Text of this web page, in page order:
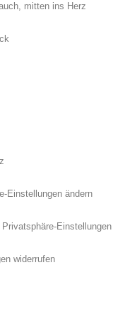
mitten ins Herz
Einstellungen ändern
Privatsphäre-Einstellungen
widerrufen